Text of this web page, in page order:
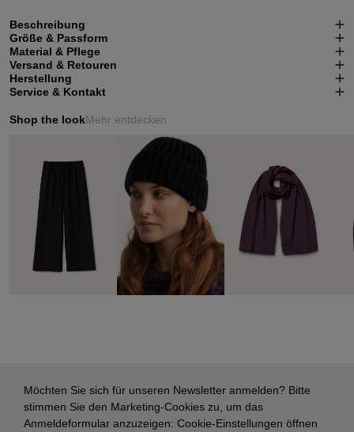
Beschreibung
Größe & Passform
Material & Pflege
Versand & Retouren
Herstellung
Service & Kontakt
Shop the lookMehr entdecken
Möchten Sie sich für unseren Newsletter anmelden? Bitte
stimmen Sie den Marketing-Cookies zu, um das
Anmeldeformular anzuzeigen: Cookie-Einstellungen öffnen